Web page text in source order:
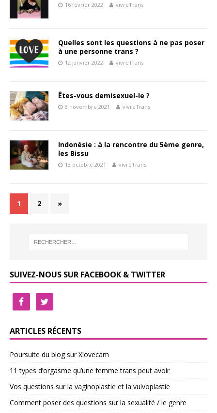
16 février 2022 vivreTrans
Quelles sont les questions à ne pas poser
à une personne trans ?
12 janvier 2022 vivreTrans
Êtes-vous demisexuel-le ?
3 novembre 2021 vivreTrans
Indonésie : à la rencontre du 5ème genre,
les Bissu
13 octobre 2021 vivreTrans
1 2 »
SUIVEZ-NOUS SUR FACEBOOK & TWITTER
ARTICLES RÉCENTS
Poursuite du blog sur Xlovecam
11 types d’orgasme qu’une femme trans peut avoir
Vos questions sur la vaginoplastie et la vulvoplastie
Comment poser des questions sur la sexualité / le genre